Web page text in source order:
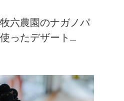
六農園のナガノパ
ったデザート...